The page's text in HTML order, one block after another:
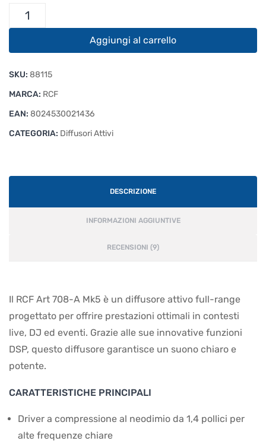
A
quantità
Aggiungi al carrello
SKU: 88115
MARCA: RCF
EAN: 8024530021436
CATEGORIA: Diffusori Attivi
DESCRIZIONE
INFORMAZIONI AGGIUNTIVE
RECENSIONI (9)
Il RCF Art 708-A Mk5 è un diffusore attivo full-range
progettato per offrire prestazioni ottimali in contesti
live, DJ ed eventi. Grazie alle sue innovative funzioni
DSP, questo diffusore garantisce un suono chiaro e
potente.
CARATTERISTICHE PRINCIPALI
Driver a compressione al neodimio da 1,4 pollici per
alte frequenze chiare